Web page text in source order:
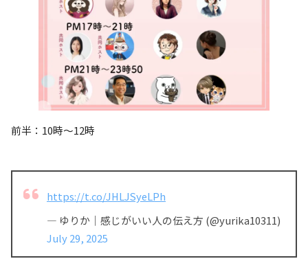
前半：10時〜12時
https://t.co/JHLJSyeLPh
— ゆりか｜感じがいい人の伝え方 (@yurika10311)
July 29, 2025